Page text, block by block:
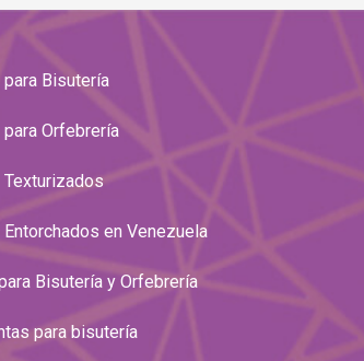
Bisutería
Orfebrería
en Venezuela
Bisutería y Orfebrería
para bisutería